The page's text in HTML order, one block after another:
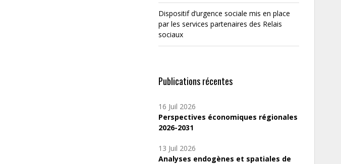
Dispositif d’urgence sociale mis en place
par les services partenaires des Relais
sociaux
Publications récentes
16 Juil 2026
Perspectives économiques régionales
2026-2031
13 Juil 2026
Analyses endogènes et spatiales de